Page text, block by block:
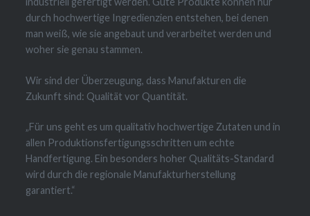
durch hochwertige Ingredienzien entstehen, bei denen
man weiß, wie sie angebaut und verarbeitet werden und
woher sie genau stammen.
Wir sind der Überzeugung, dass Manufakturen die
Zukunft sind: Qualität vor Quantität.
„Für uns geht es um qualitativ hochwertige Zutaten und in
allen Produktionsfertigungsschritten um echte
Handfertigung. Ein besonders hoher Qualitäts-Standard
wird durch die regionale Manufakturherstellung
garantiert.“